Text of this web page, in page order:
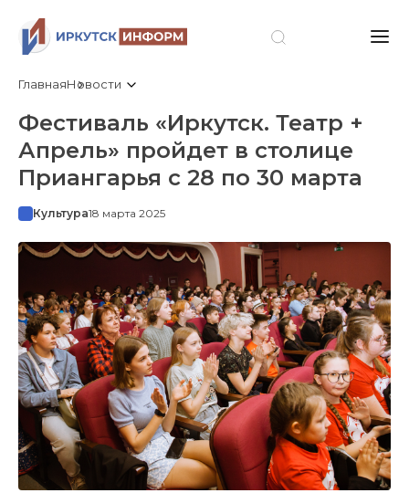
ГлавнаяНовости
Фестиваль «Иркутск. Театр +
Апрель» пройдет в столице
Приангарья с 28 по 30 марта
Культура18 марта 2025